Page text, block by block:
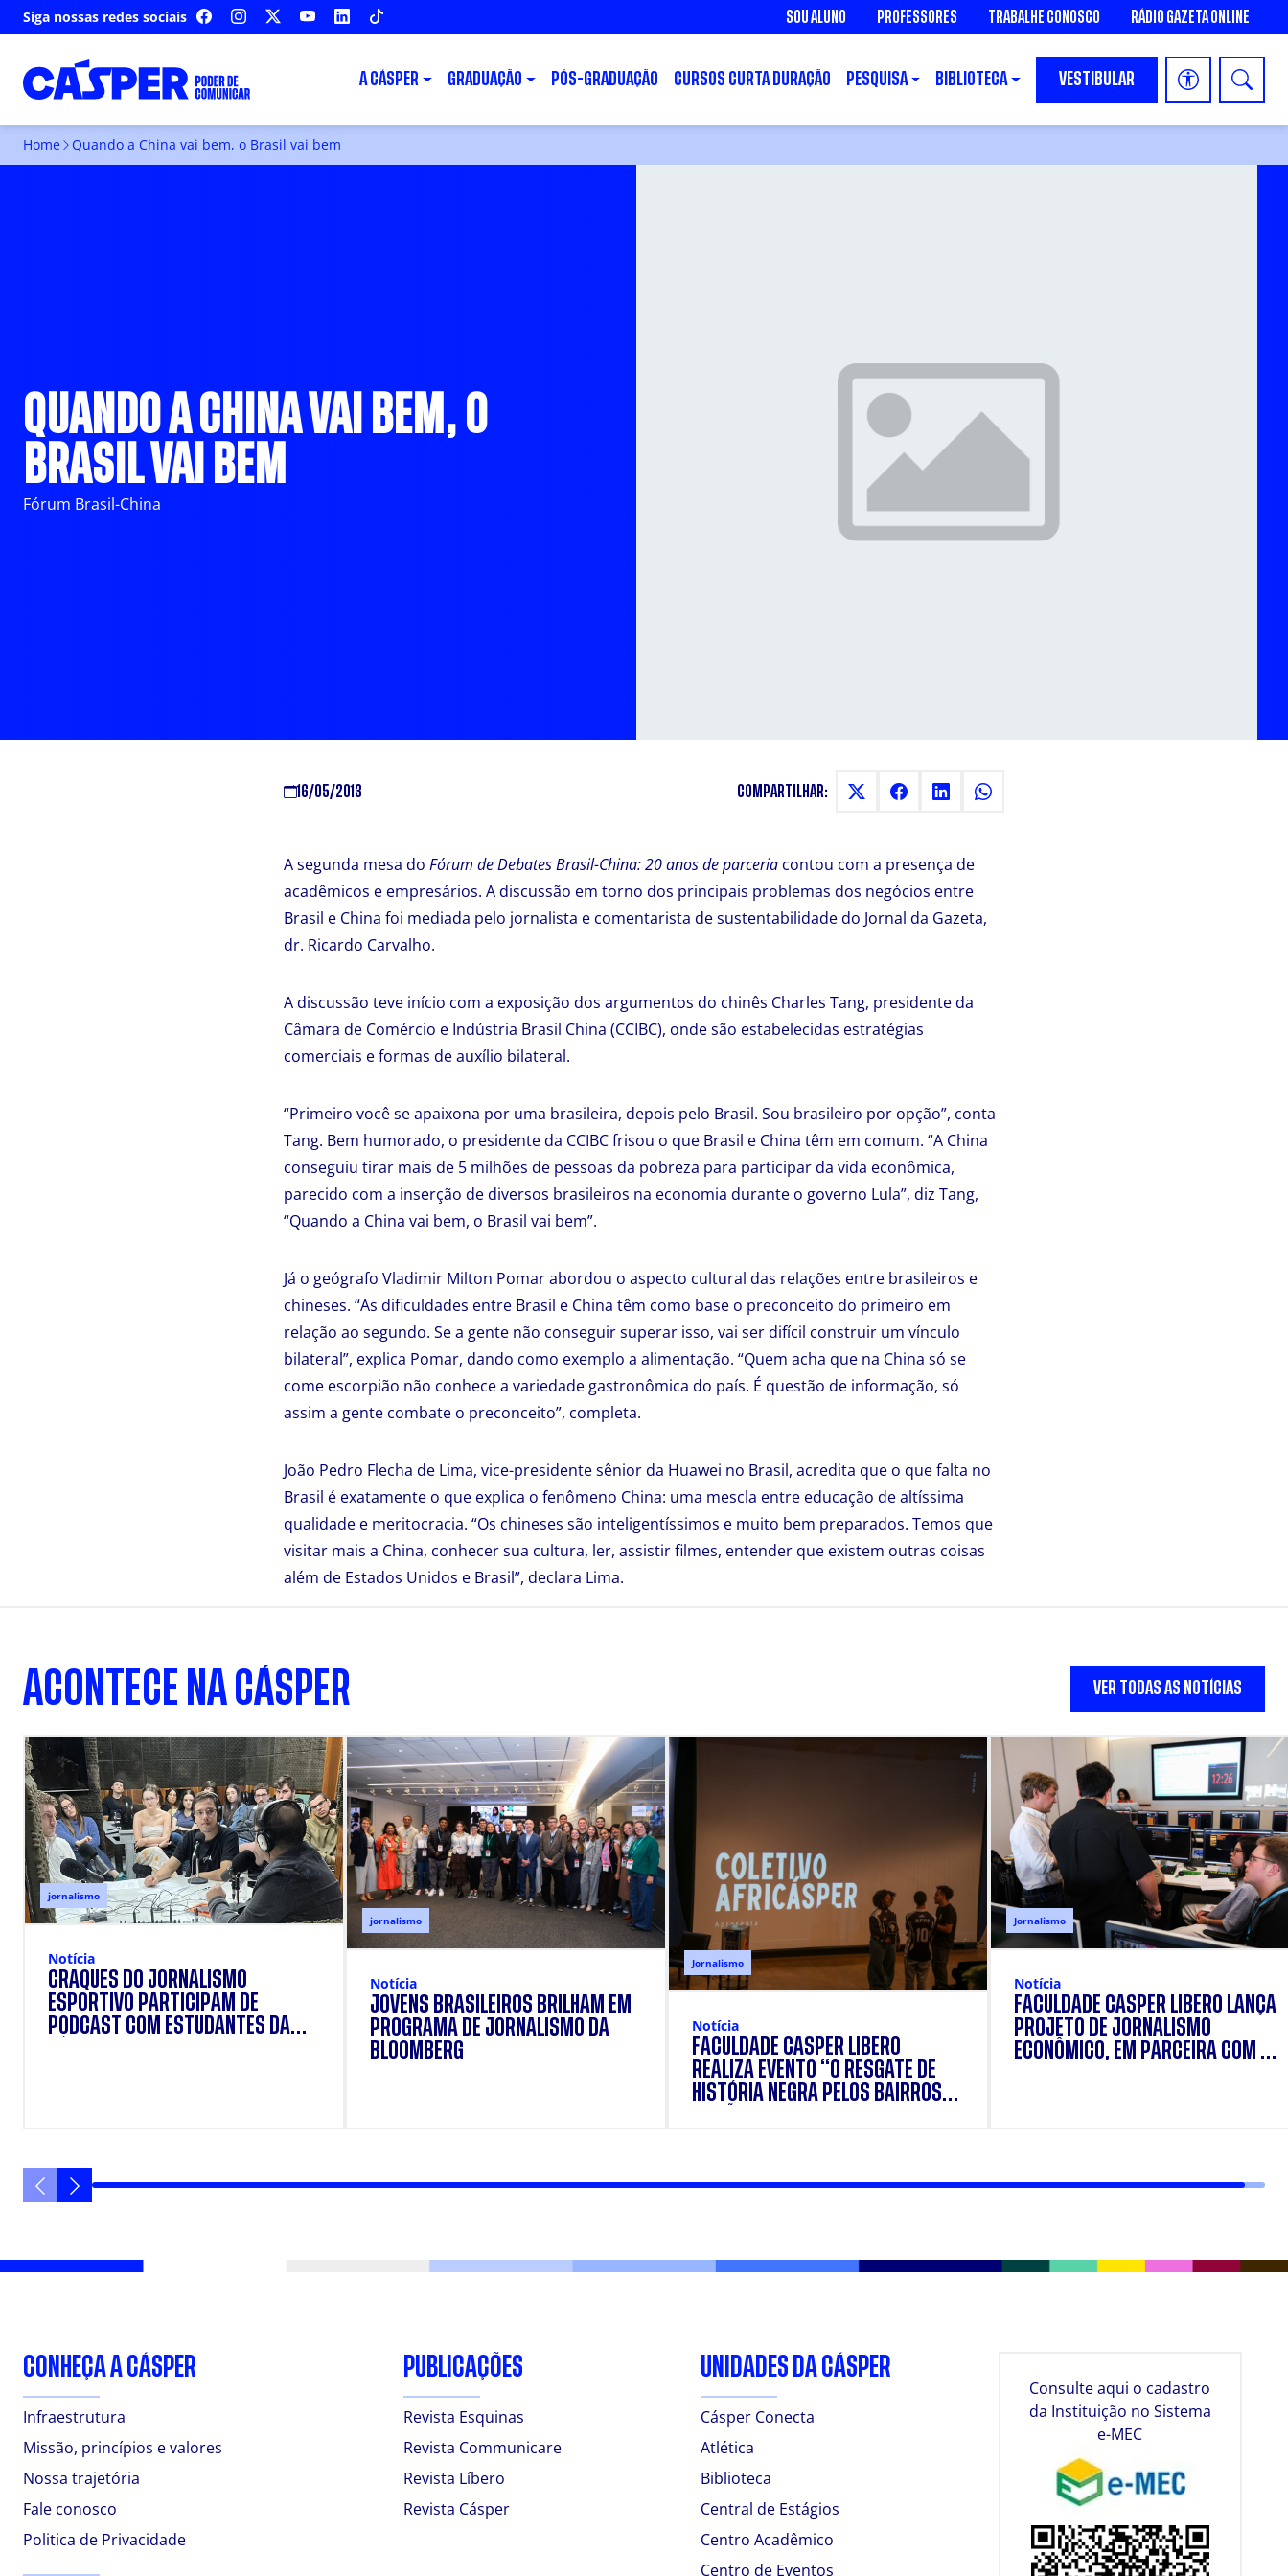
Siga nossas redes sociais FACEBOOKINSTAGRAM YOUTUBELINKEDIN SOU ALUNO PROFESSORES TRABALHE CONOSCO RÁDIO GAZETA ONLINE
A CÁSPER GRADUAÇÃO PÓS-GRADUAÇÃO CURSOS CURTA DURAÇÃO PESQUISA BIBLIOTECA VESTIBULAR
Home Quando a China vai bem, o Brasil vai bem
QUANDO A CHINA VAI BEM, O
BRASIL VAI BEM
Fórum Brasil-China
16/05/2013 COMPARTILHAR:
A segunda mesa do Fórum de Debates Brasil-China: 20 anos de parceria contou com a presença de
acadêmicos e empresários. A discussão em torno dos principais problemas dos negócios entre
Brasil e China foi mediada pelo jornalista e comentarista de sustentabilidade do Jornal da Gazeta,
dr. Ricardo Carvalho.
A discussão teve início com a exposição dos argumentos do chinês Charles Tang, presidente da
Câmara de Comércio e Indústria Brasil China (CCIBC), onde são estabelecidas estratégias
comerciais e formas de auxílio bilateral.
“Primeiro você se apaixona por uma brasileira, depois pelo Brasil. Sou brasileiro por opção”, conta
Tang. Bem humorado, o presidente da CCIBC frisou o que Brasil e China têm em comum. “A China
conseguiu tirar mais de 5 milhões de pessoas da pobreza para participar da vida econômica,
parecido com a inserção de diversos brasileiros na economia durante o governo Lula”, diz Tang,
“Quando a China vai bem, o Brasil vai bem”.
Já o geógrafo Vladimir Milton Pomar abordou o aspecto cultural das relações entre brasileiros e
chineses. “As dificuldades entre Brasil e China têm como base o preconceito do primeiro em
relação ao segundo. Se a gente não conseguir superar isso, vai ser difícil construir um vínculo
bilateral”, explica Pomar, dando como exemplo a alimentação. “Quem acha que na China só se
come escorpião não conhece a variedade gastronômica do país. É questão de informação, só
assim a gente combate o preconceito”, completa.
João Pedro Flecha de Lima, vice-presidente sênior da Huawei no Brasil, acredita que o que falta no
Brasil é exatamente o que explica o fenômeno China: uma mescla entre educação de altíssima
qualidade e meritocracia. “Os chineses são inteligentíssimos e muito bem preparados. Temos que
visitar mais a China, conhecer sua cultura, ler, assistir filmes, entender que existem outras coisas
além de Estados Unidos e Brasil”, declara Lima.
ACONTECE NA CÁSPER VER TODAS AS NOTÍCIAS
jornalismo
Notícia
CRAQUES DO JORNALISMO
ESPORTIVO PARTICIPAM DE
PODCAST COM ESTUDANTES DA
jornalismo
Notícia
JOVENS BRASILEIROS BRILHAM EM
PROGRAMA DE JORNALISMO DA
BLOOMBERG
Jornalismo
Notícia
FACULDADE CÁSPER LÍBERO
REALIZA EVENTO “O RESGATE DE
HISTÓRIA NEGRA PELOS BAIRROS
Jornalismo
Notícia
FACULDADE CÁSPER LÍBERO LANÇA
PROJETO DE JORNALISMO
ECONÔMICO, EM PARCEIRA COM A
CONHEÇA A CÁSPER
Infraestrutura
Missão, princípios e valores
Nossa trajetória
Fale conosco
Politica de Privacidade
PUBLICAÇÕES
Revista Esquinas
Revista Communicare
Revista Líbero
Revista Cásper
UNIDADES DA CÁSPER
Cásper Conecta
Atlética
Biblioteca
Central de Estágios
Centro Acadêmico
Centro de Eventos
Consulte aqui o cadastro
da Instituição no Sistema
e-MEC